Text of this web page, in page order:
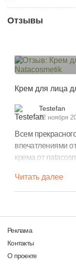
Отзывы
Крем для лица
Testefan
22 ноября
Всем
впечатлениями
крема от
относительно
консервантов и
natacosmetik
Читать далее
Реклама
Контакты
О проекте